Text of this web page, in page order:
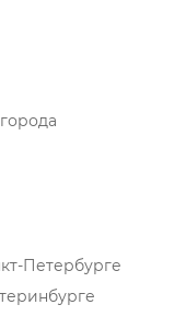
Петербурге